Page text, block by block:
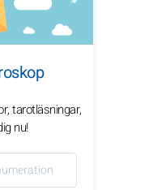
tarotläsningar,
nu!